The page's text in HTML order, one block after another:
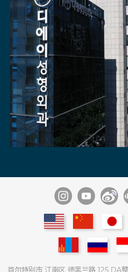
通过1：1
专家商谈
专
术
不同领域内的
专家协诊系统
9
专
多种尖端医疗设备 具
首尔特别市 江南区 德黑兰路 125 DA